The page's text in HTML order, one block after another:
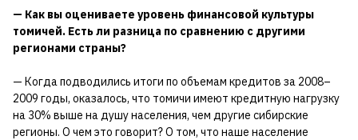
— Как вы оцениваете уровень финансовой культуры
томичей. Есть ли разница по сравнению с другими
регионами страны?
— Когда подводились итоги по объемам кредитов за 2008–
2009 годы, оказалось, что томичи имеют кредитную нагрузку
на 30% выше на душу населения, чем другие сибирские
регионы. О чем это говорит? О том, что наше население